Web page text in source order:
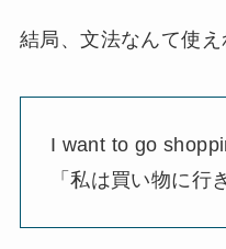
結局、文法なんて使
I want to go
「私は買い物に行